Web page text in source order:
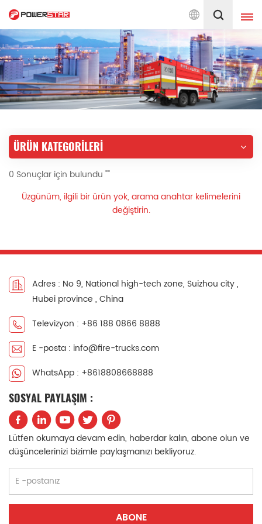
İtfaiye Araçlarına Hizmet Vermeye Bağlı Türkçe
English français
Deutsch русский
português
العربية
한국의 Türkçe
Tiếng Việt Indonesia
中文 қазақ
ÜRÜN KATEGORILERI
0 Sonuçlar için bulundu ""
Üzgünüm, ilgili bir ürün yok, arama anahtar kelimelerini
değiştirin.
Adres : No 9, National high-tech zone, Suizhou city ,
Hubei province , China
Televizyon : +86 188 0866 8888
E -posta : info@fire-trucks.com
WhatsApp : +8618808668888
SOSYAL PAYLAŞIM :
Lütfen okumaya devam edin, haberdar kalın, abone olun ve
düşüncelerinizi bizimle paylaşmanızı bekliyoruz.